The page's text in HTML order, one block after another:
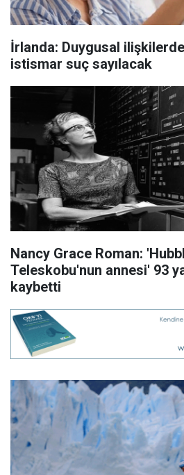
İrlanda: Duygusal
istismar suç sayılacak
Nancy Grace Roman:
Teleskobu'nun annesi' 93
kaybetti